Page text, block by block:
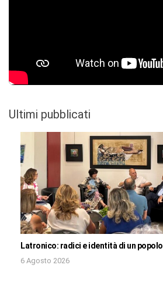
Ultimi pubblicati
Latronico: radici e identità di un popolo
6 Agosto 2026